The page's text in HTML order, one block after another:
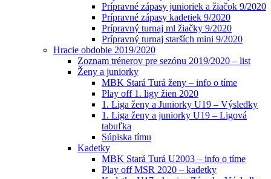
Prípravné zápasy junioriek a žiačok 9/2020
Prípravné zápasy kadetiek 9/2020
Prípravný turnaj ml žiačky 9/2020
Prípravný turnaj starších mini 9/2020
Hracie obdobie 2019/2020
Zoznam trénerov pre sezónu 2019/2020 – list
Ženy a juniorky
MBK Stará Turá ženy – info o tíme
Play off 1. ligy žien 2020
1. Liga ženy a Juniorky U19 – Výsledky
1. Liga ženy a juniorky U19 – Ligová
tabuľka
Súpiska tímu
Kadetky
MBK Stará Turá U2003 – info o tíme
Play off MSR 2020 – kadetky